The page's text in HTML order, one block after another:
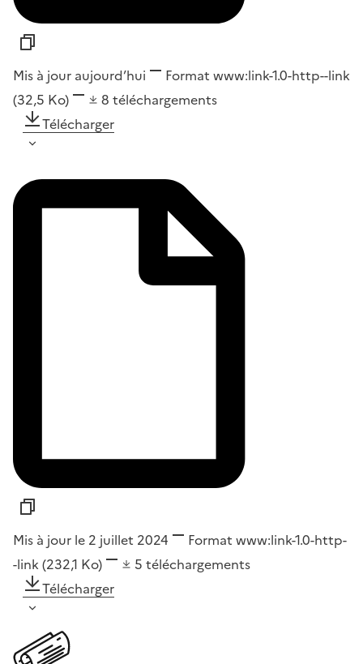
Mis à jour aujourd’hui Format www:link-1.0-http--link
(32,5 Ko)
8 téléchargements
Télécharger
Mis à jour le 2 juillet 2024 Format www:link-1.0-http-
-link (232,1 Ko) 5 téléchargements
Télécharger